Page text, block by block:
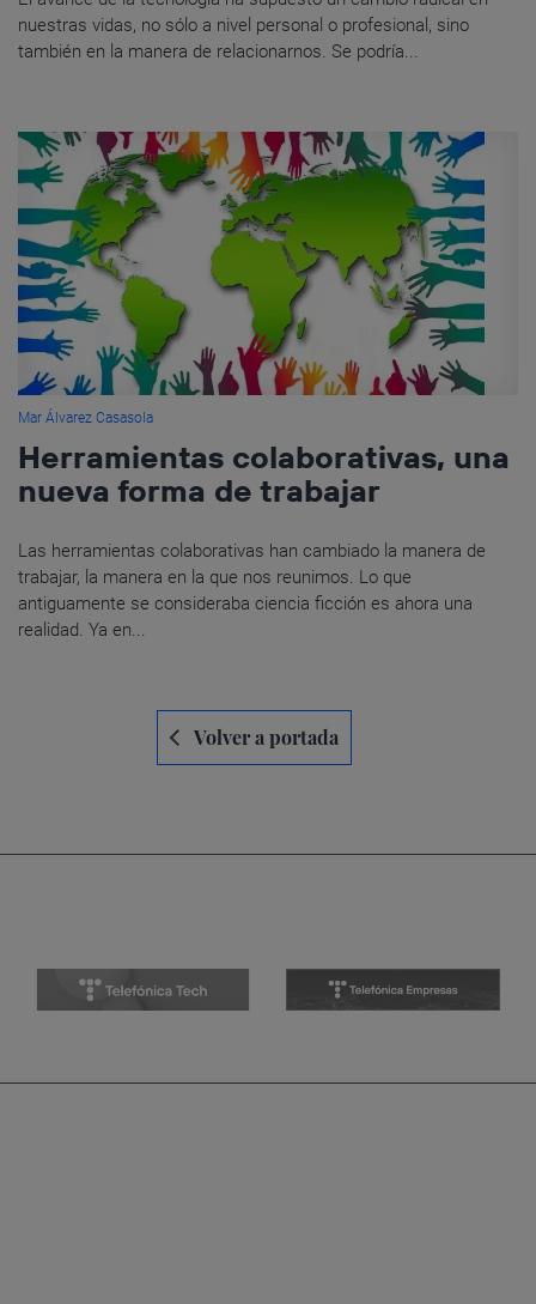
nuestras vidas, no sólo a nivel personal o profesional, sino
también en la manera de relacionarnos. Se podría...
Mar Álvarez Casasola
Herramientas colaborativas, una
nueva forma de trabajar
Las herramientas colaborativas han cambiado la manera de
trabajar, la manera en la que nos reunimos. Lo que
antiguamente se consideraba ciencia ficción es ahora una
realidad. Ya en...
Navegación Volver a portada